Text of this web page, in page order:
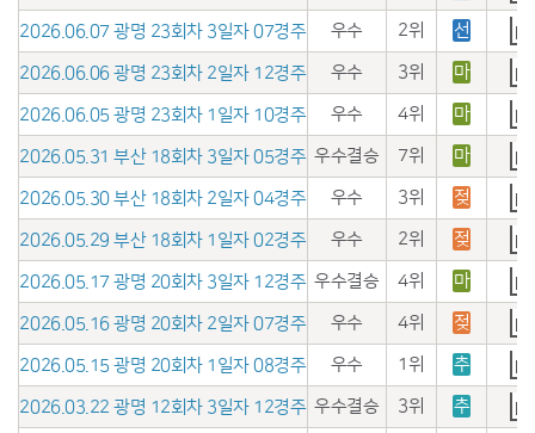
2026.06.07 광명 23회차 3일자 07경주 우수 2위 선
2026.06.06 광명 23회차 2일자 12경주 우수 3위 마
2026.06.05 광명 23회차 1일자 10경주 우수 4위 마
2026.05.31 부산 18회차 3일자 05경주 우수결승 7위 마
2026.05.30 부산 18회차 2일자 04경주 우수 3위 젖
2026.05.29 부산 18회차 1일자 02경주 우수 2위 젖
2026.05.17 광명 20회차 3일자 12경주 우수결승 4위 마
2026.05.16 광명 20회차 2일자 07경주 우수 4위 젖
2026.05.15 광명 20회차 1일자 08경주 우수 1위 추
2026.03.22 광명 12회차 3일자 12경주 우수결승 3위 추